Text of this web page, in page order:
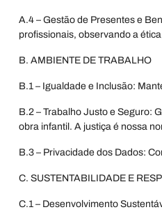
A.4 – Gestão de Presentes e
profissionais, observando a
B. AMBIENTE DE TRABALHO
B.1 – Igualdade e Inclusão:
B.2 – Trabalho Justo e Seguro:
obra infantil. A justiça é nossa
B.3 – Privacidade dos Dados:
C. SUSTENTABILIDADE E
C.1 – Desenvolvimento